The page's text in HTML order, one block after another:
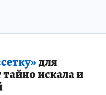
для
искала и